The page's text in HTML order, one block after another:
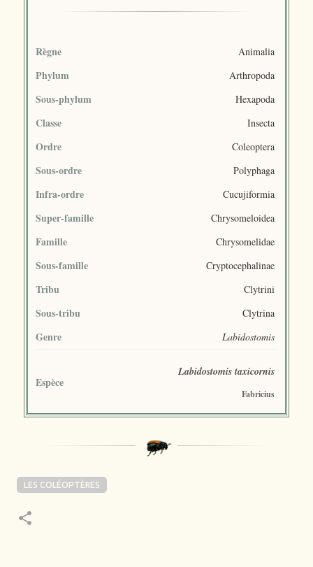
Règne Animalia
Phylum Arthropoda
Sous-phylum Hexapoda
Classe Insecta
Ordre Coleoptera
Sous-ordre Polyphaga
Infra-ordre Cucujiformia
Super-famille Chrysomeloidea
Famille Chrysomelidae
Sous-famille Cryptocephalinae
Tribu Clytrini
Sous-tribu Clytrina
Genre Labidostomis
Espèce
Labidostomis taxicornis
Fabricius
LES COLÉOPTÈRES